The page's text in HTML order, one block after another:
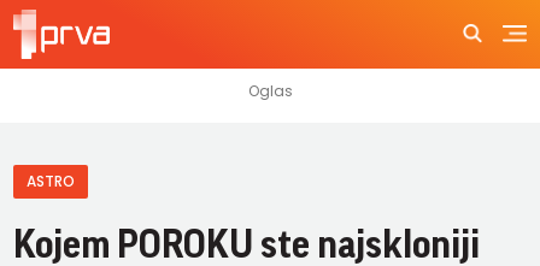
ASTRO
Kojem POROKU ste najskloniji